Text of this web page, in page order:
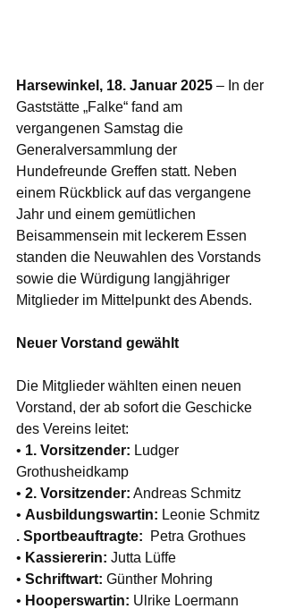
Harsewinkel, 18. Januar 2025 – In der
Gaststätte „Falke“ fand am
vergangenen Samstag die
Generalversammlung der
Hundefreunde Greffen statt. Neben
einem Rückblick auf das vergangene
Jahr und einem gemütlichen
Beisammensein mit leckerem Essen
standen die Neuwahlen des Vorstands
sowie die Würdigung langjähriger
Mitglieder im Mittelpunkt des Abends.
Neuer Vorstand gewählt
Die Mitglieder wählten einen neuen
Vorstand, der ab sofort die Geschicke
des Vereins leitet:
• 1. Vorsitzender: Ludger
Grothusheidkamp
• 2. Vorsitzender: Andreas Schmitz
• Ausbildungswartin: Leonie Schmitz
. Sportbeauftragte:
Petra Grothues
• Kassiererin: Jutta Lüffe
• Schriftwart: Günther Mohring
• Hooperswartin: Ulrike Loermann